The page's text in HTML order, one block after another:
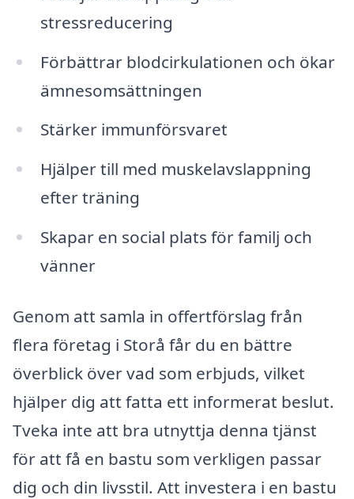
stressreducering
Förbättrar blodcirkulationen och ökar
ämnesomsättningen
Stärker immunförsvaret
Hjälper till med muskelavslappning
efter träning
Skapar en social plats för familj och
vänner
Genom att samla in offertförslag från
flera företag i Storå får du en bättre
överblick över vad som erbjuds, vilket
hjälper dig att fatta ett informerat beslut.
Tveka inte att bra utnyttja denna tjänst
för att få en bastu som verkligen passar
dig och din livsstil. Att investera i en bastu